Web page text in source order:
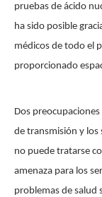
pruebas de ácido
ha sido posible
médicos de todo el
proporcionado
Dos
de transmisión y los
no puede tratarse
amenaza para los
problemas de salud